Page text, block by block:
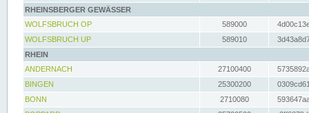
RHEINSBERGER GEWÄSSER
WOLFSBRUCH OP
589000
WOLFSBRUCH UP
589010
RHEIN
ANDERNACH
27100400
BINGEN
25300200
BONN
2710080